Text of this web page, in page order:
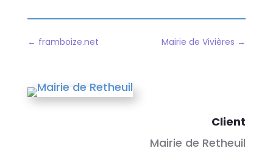
← framboize.net Mairie de Vivières →
Client
Mairie de Retheuil